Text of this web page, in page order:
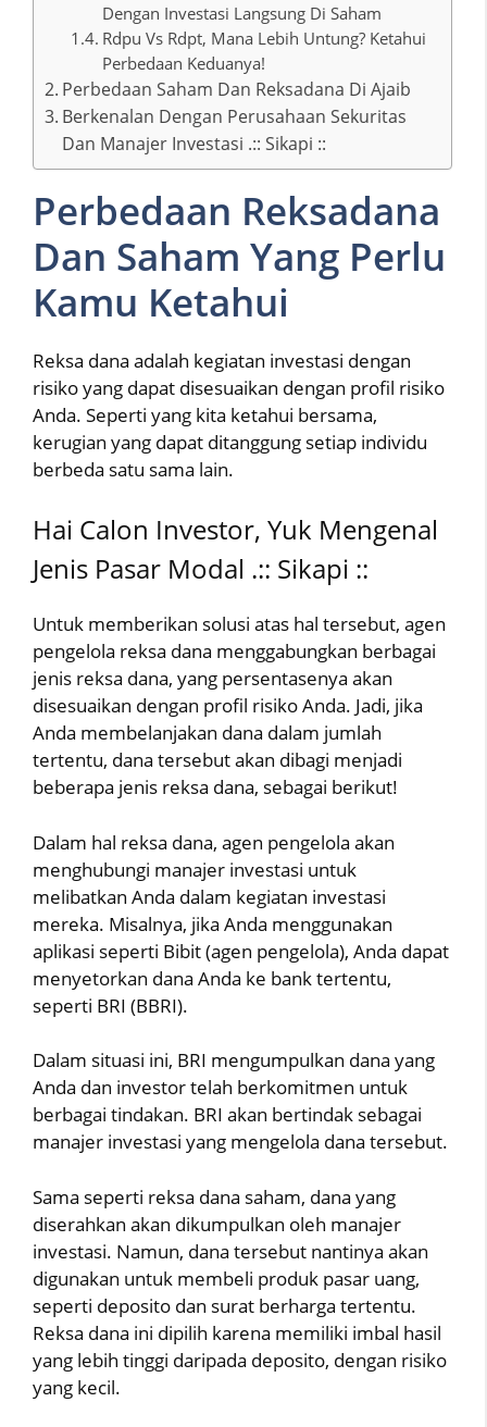
Dengan Investasi Langsung Di Saham
Rdpu Vs Rdpt, Mana Lebih Untung? Ketahui
Perbedaan Keduanya!
Perbedaan Saham Dan Reksadana Di Ajaib
Berkenalan Dengan Perusahaan Sekuritas
Dan Manajer Investasi .:: Sikapi ::
Perbedaan Reksadana
Dan Saham Yang Perlu
Kamu Ketahui
Reksa dana adalah kegiatan investasi dengan
risiko yang dapat disesuaikan dengan profil risiko
Anda. Seperti yang kita ketahui bersama,
kerugian yang dapat ditanggung setiap individu
berbeda satu sama lain.
Hai Calon Investor, Yuk Mengenal
Jenis Pasar Modal .:: Sikapi ::
Untuk memberikan solusi atas hal tersebut, agen
pengelola reksa dana menggabungkan berbagai
jenis reksa dana, yang persentasenya akan
disesuaikan dengan profil risiko Anda. Jadi, jika
Anda membelanjakan dana dalam jumlah
tertentu, dana tersebut akan dibagi menjadi
beberapa jenis reksa dana, sebagai berikut!
Dalam hal reksa dana, agen pengelola akan
menghubungi manajer investasi untuk
melibatkan Anda dalam kegiatan investasi
mereka. Misalnya, jika Anda menggunakan
aplikasi seperti Bibit (agen pengelola), Anda dapat
menyetorkan dana Anda ke bank tertentu,
seperti BRI (BBRI).
Dalam situasi ini, BRI mengumpulkan dana yang
Anda dan investor telah berkomitmen untuk
berbagai tindakan. BRI akan bertindak sebagai
manajer investasi yang mengelola dana tersebut.
Sama seperti reksa dana saham, dana yang
diserahkan akan dikumpulkan oleh manajer
investasi. Namun, dana tersebut nantinya akan
digunakan untuk membeli produk pasar uang,
seperti deposito dan surat berharga tertentu.
Reksa dana ini dipilih karena memiliki imbal hasil
yang lebih tinggi daripada deposito, dengan risiko
yang kecil.